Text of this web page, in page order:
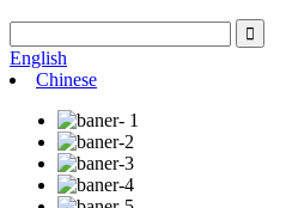
English
Chinese